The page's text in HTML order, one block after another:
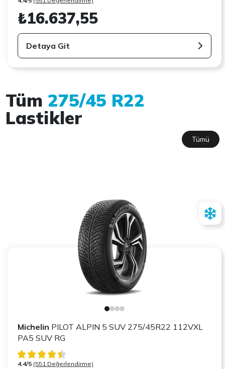
₺16.637,55
Detaya Git
Tüm 275/45 R22
Lastikler
Tümü
Michelin PILOT ALPIN 5 SUV 275/45R22 112VXL
PA5 SUV RG
4.4/5 (551 Değerlendirme)